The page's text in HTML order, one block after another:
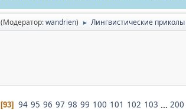
(Модератор:wandrien) ► Лингвистические приколы
93 94 95 96 97 98 99 100 101 102 103 ... 200